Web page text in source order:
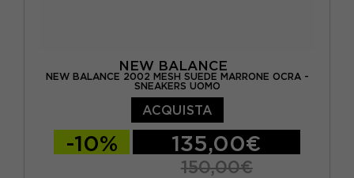
NEW BALANCE
NEW BALANCE 2002 MESH SUEDE MARRONE OCRA -
SNEAKERS UOMO
ACQUISTA
-10% 135,00€
150,00€